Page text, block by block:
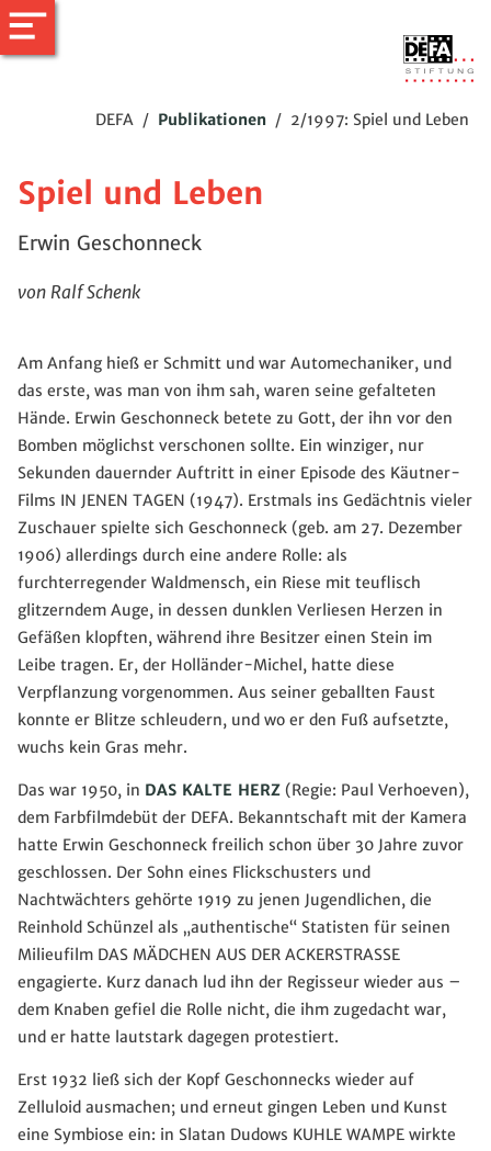
DEFA / Publikationen / 2/1997: Spiel und Leben
Spiel und Leben
Erwin Geschonneck
von Ralf Schenk
Am Anfang hieß er Schmitt und war Automechaniker, und
das erste, was man von ihm sah, waren seine gefalteten
Hände. Erwin Geschonneck betete zu Gott, der ihn vor den
Bomben möglichst verschonen sollte. Ein winziger, nur
Sekunden dauernder Auftritt in einer Episode des Käutner-
Films IN JENEN TAGEN (1947). Erstmals ins Gedächtnis vieler
Zuschauer spielte sich Geschonneck (geb. am 27. Dezember
1906) allerdings durch eine andere Rolle: als
furchterregender Waldmensch, ein Riese mit teuflisch
glitzerndem Auge, in dessen dunklen Verliesen Herzen in
Gefäßen klopften, während ihre Besitzer einen Stein im
Leibe tragen. Er, der Holländer-Michel, hatte diese
Verpflanzung vorgenommen. Aus seiner geballten Faust
konnte er Blitze schleudern, und wo er den Fuß aufsetzte,
wuchs kein Gras mehr.
Das war 1950, in DAS KALTE HERZ (Regie: Paul Verhoeven),
dem Farbfilmdebüt der DEFA. Bekanntschaft mit der Kamera
hatte Erwin Geschonneck freilich schon über 30 Jahre zuvor
geschlossen. Der Sohn eines Flickschusters und
Nachtwächters gehörte 1919 zu jenen Jugendlichen, die
Reinhold Schünzel als „authentische“ Statisten für seinen
Milieufilm DAS MÄDCHEN AUS DER ACKERSTRASSE
engagierte. Kurz danach lud ihn der Regisseur wieder aus –
dem Knaben gefiel die Rolle nicht, die ihm zugedacht war,
und er hatte lautstark dagegen protestiert.
Erst 1932 ließ sich der Kopf Geschonnecks wieder auf
Zelluloid ausmachen; und erneut gingen Leben und Kunst
eine Symbiose ein: in Slatan Dudows KUHLE WAMPE wirkte